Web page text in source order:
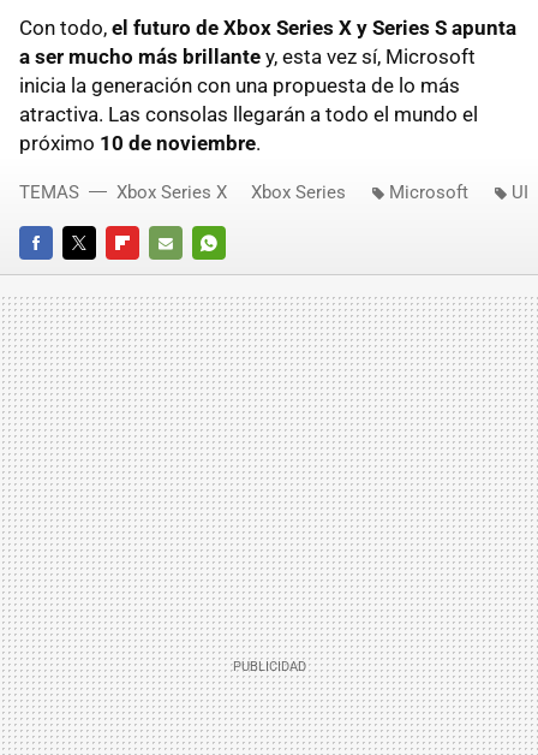
Con todo, el futuro de Xbox Series X y Series S apunta
a ser mucho más brillante y, esta vez sí, Microsoft
inicia la generación con una propuesta de lo más
atractiva. Las consolas llegarán a todo el mundo el
próximo 10 de noviembre.
FACEBOOKTWITTERFLIPBOARD
E-
MAIL
WHATSAPP
TEMAS Xbox Series X Xbox Series Microsoft UI